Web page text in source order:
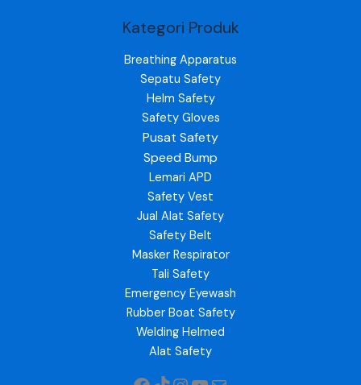
Kategori Produk
Breathing Apparatus
Sepatu Safety
Helm Safety
Safety Gloves
Pusat Safety
Speed Bump
Lemari APD
Safety Vest
Jual Alat Safety
Safety Belt
Masker Respirator
Tali Safety
Emergency Eyewash
Rubber Boat Safety
Welding Helmed
Alat Safety